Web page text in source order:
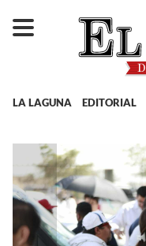
LA LAGUNA EDITORIAL